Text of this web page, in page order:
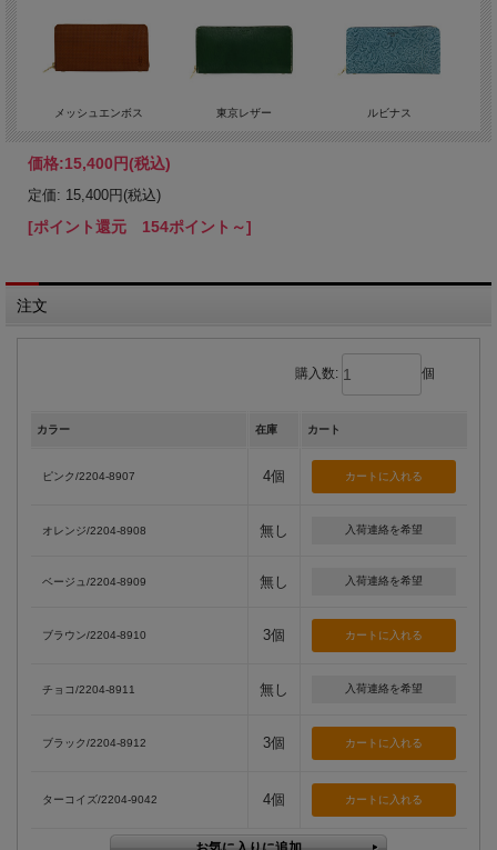
メッシュエンボス 東京レザー ルビナス
価格:15,400円(税込)
定価: 15,400円(税込)
[ポイント還元 154ポイント～]
注文
購入数: 個
カラー 在庫 カート
ピンク/2204-8907 4個
オレンジ/2204-8908 無し 入荷連絡を希望
ベージュ/2204-8909 無し 入荷連絡を希望
ブラウン/2204-8910 3個
チョコ/2204-8911 無し 入荷連絡を希望
ブラック/2204-8912 3個
ターコイズ/2204-9042 4個